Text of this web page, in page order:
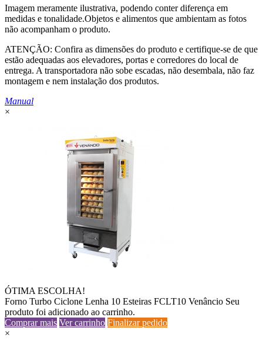
Imagem meramente ilustrativa, podendo conter diferença em
medidas e tonalidade.Objetos e alimentos que ambientam as fotos
não acompanham o produto.
ATENÇÃO: Confira as dimensões do produto e certifique-se de que
estão adequadas aos elevadores, portas e corredores do local de
entrega. A transportadora não sobe escadas, não desembala, não faz
montagem e nem instalação dos produtos.
Manual
×
ÓTIMA ESCOLHA!
Forno Turbo Ciclone Lenha 10 Esteiras FCLT10 Venâncio Seu
produto foi adicionado ao carrinho.
Comprar mais Ver carrinho Finalizar pedido
×